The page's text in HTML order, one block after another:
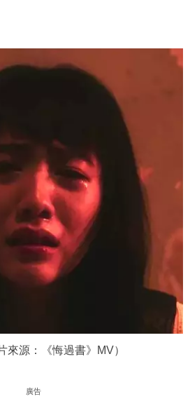
來源：《悔過書》MV）
廣告